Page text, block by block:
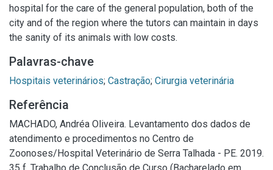
hospital for the care of the general population, both of the
city and of the region where the tutors can maintain in days
the sanity of its animals with low costs.
Palavras-chave
Hospitais veterinários; Castração; Cirurgia veterinária
Referência
MACHADO, Andréa Oliveira. Levantamento dos dados de
atendimento e procedimentos no Centro de
Zoonoses/Hospital Veterinário de Serra Talhada - PE. 2019.